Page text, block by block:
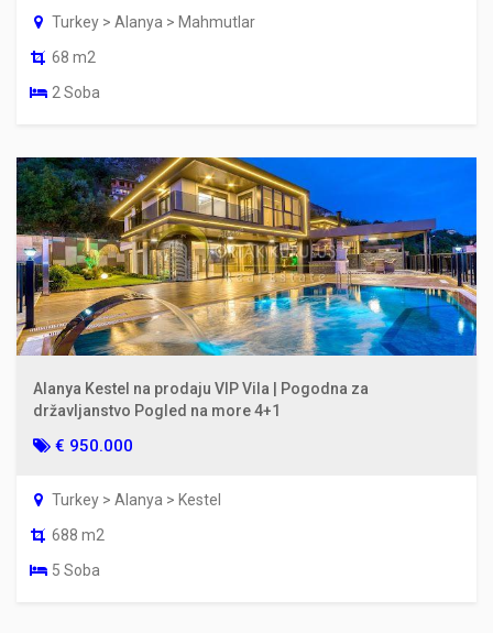
Turkey > Alanya > Mahmutlar
68 m2
2 Soba
Alanya Kestel na prodaju VIP Vila | Pogodna za
državljanstvo Pogled na more 4+1
€ 950.000
Turkey > Alanya > Kestel
688 m2
5 Soba